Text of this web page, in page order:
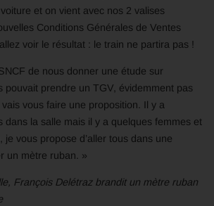
et on vient avec nos 2 valises
Conditions Générales de Ventes
voir le résultat : le train ne partira pas !
de nous donner une étude sur
pouvait prendre un TGV, évidemment pas
vous faire une proposition. Il y a
dans la salle mais il y a quelques femmes et
je vous propose d’aller tous dans une
un mètre ruban. »
François Delétraz brandit un mètre ruban